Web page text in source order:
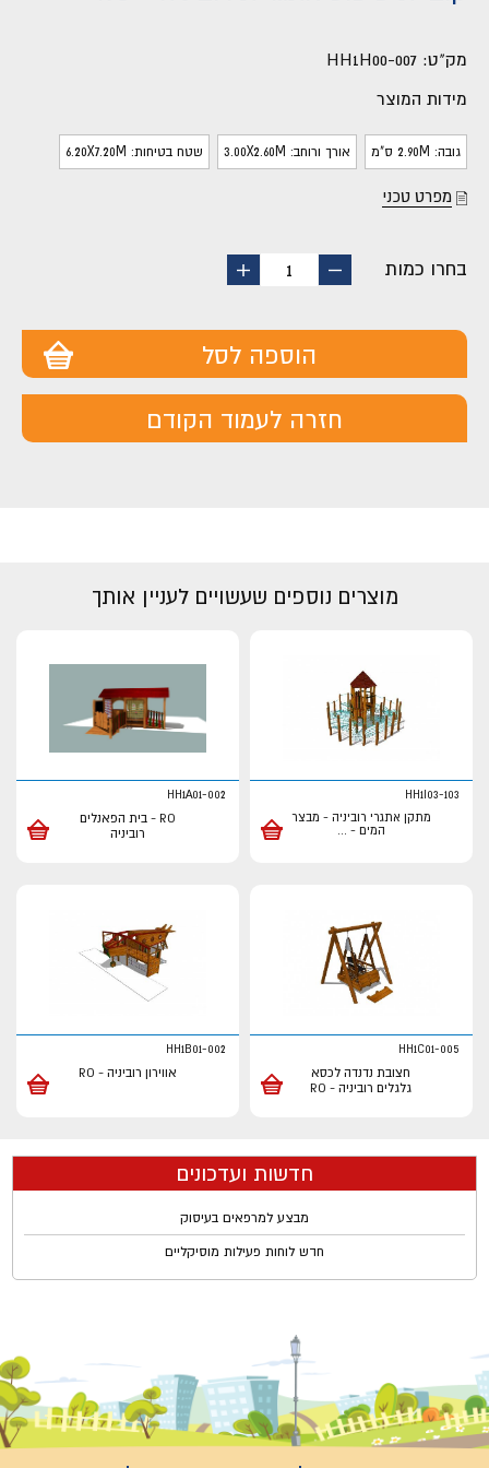
מק"ט: HH1H00-007
מידות המוצר
גובה: 2.90M ס"מ אורך ורוחב: 3.00X2.60M שטח בטיחות: 6.20X7.20M
מפרט טכני
בחרו כמות
החסר
1
הוסף
הוספה לסל
חזרה לעמוד הקודם
מוצרים נוספים שעשויים לעניין אותך
HH1I03-103
מתקן אתגרי רוביניה - מבצר
המים - ...
HH1A01-002
RO - בית הפאנלים
רוביניה
HH1C01-005
חצובת נדנדה לכסא
גלגלים רוביניה - RO
HH1B01-002
אווירון רוביניה - RO
חדשות ועדכונים
מבצע למרפאים בעיסוק
חדש לוחות פעילות מוסיקליים